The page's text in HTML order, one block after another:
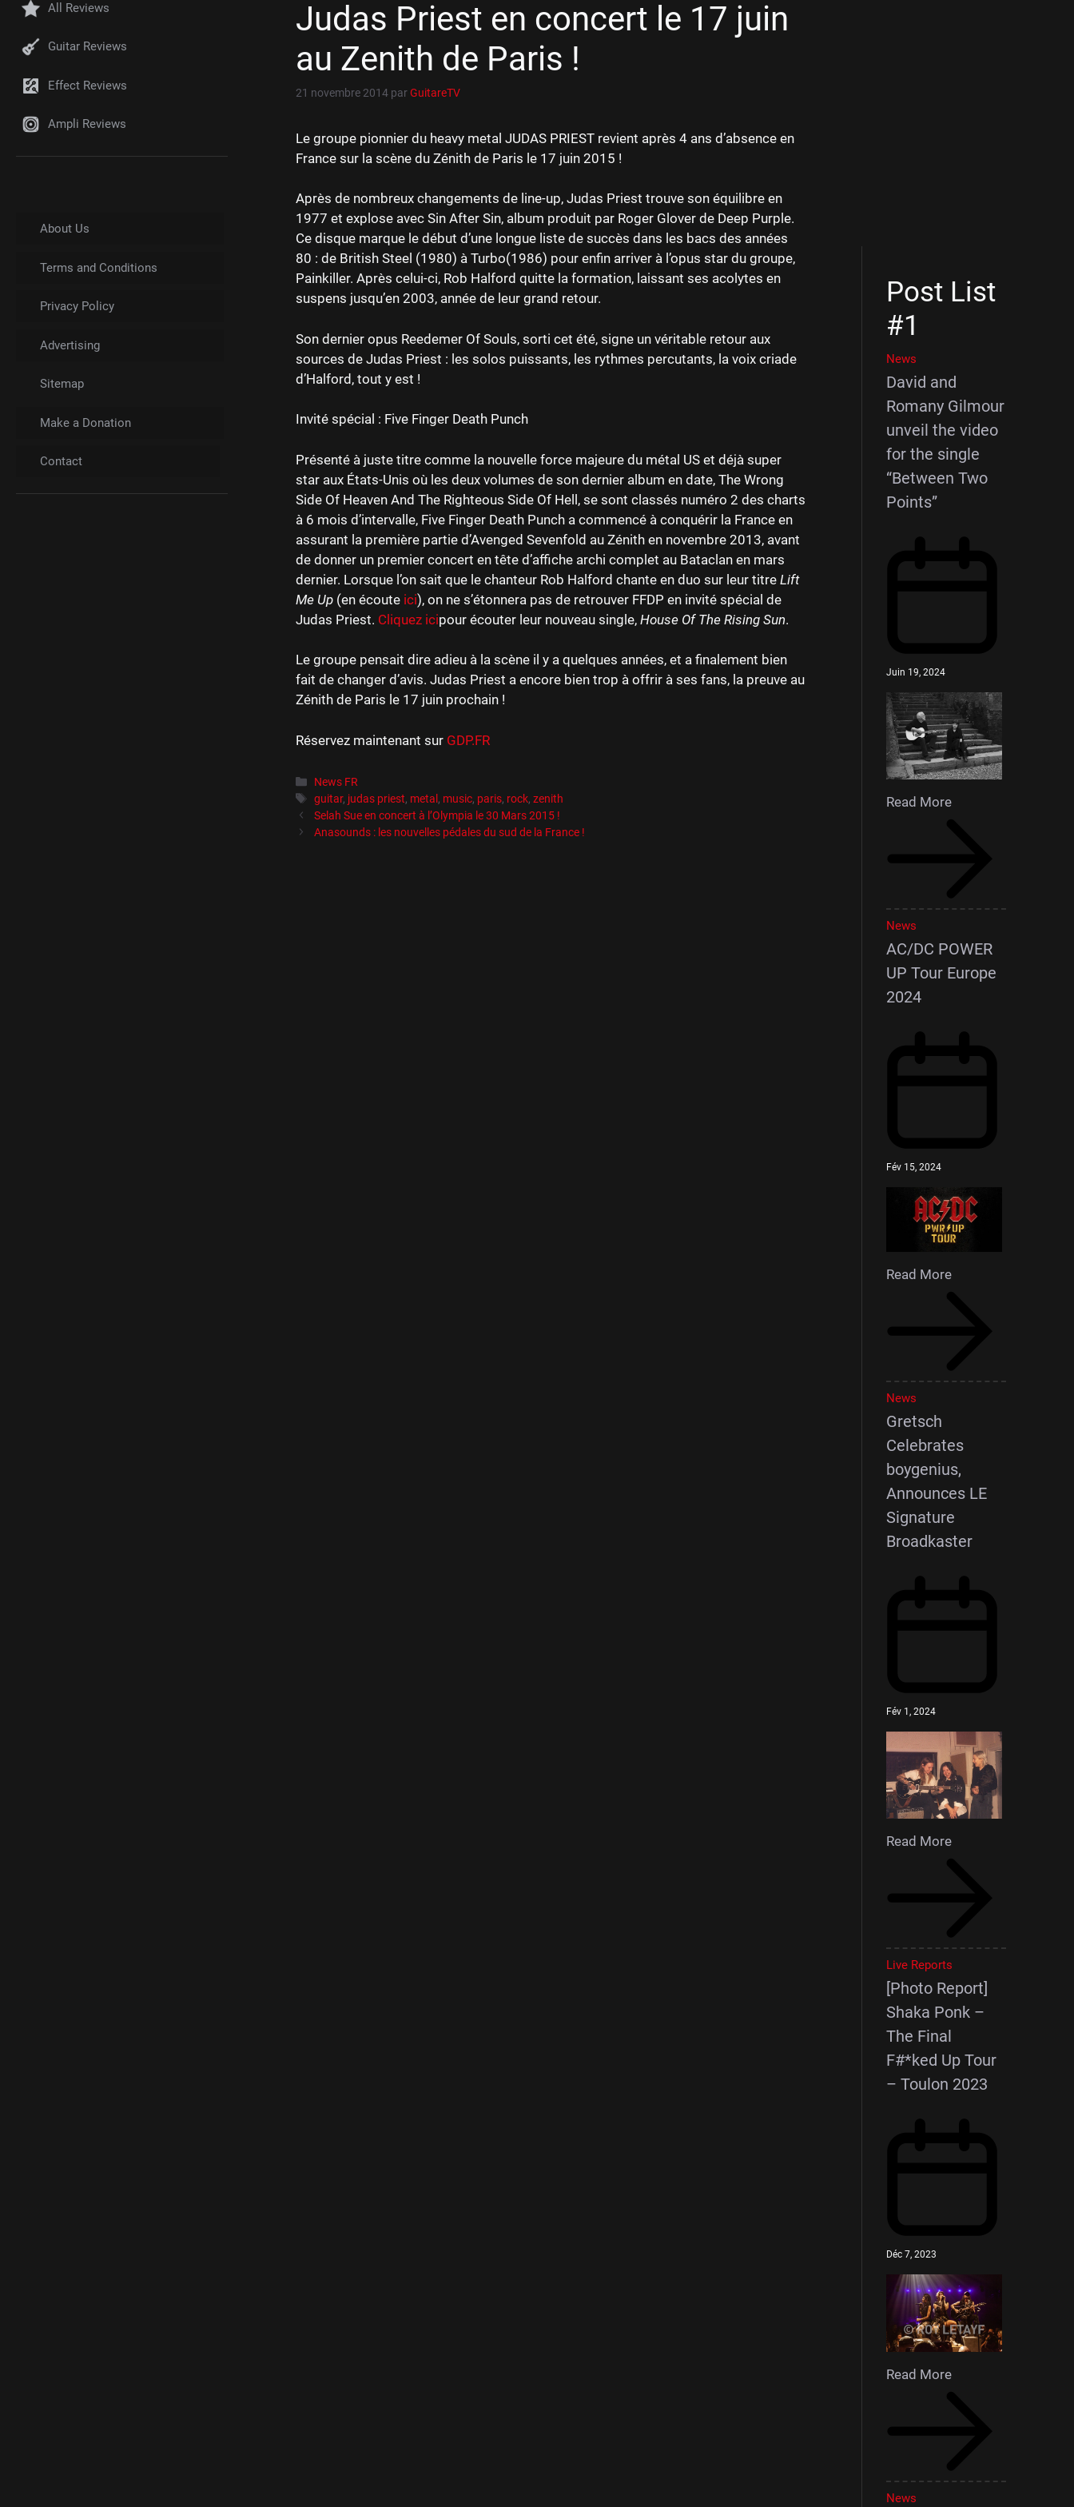
Judas Priest en concert le 17 juin
au Zenith de Paris !
21 novembre 2014 parGuitareTV
Le groupe pionnier du heavy metal JUDAS PRIEST revient après 4 ans d’absence en
France sur la scène du Zénith de Paris le 17 juin 2015 !
Après de nombreux changements de line-up, Judas Priest trouve son équilibre en
1977 et explose avec Sin After Sin, album produit par Roger Glover de Deep Purple.
Ce disque marque le début d’une longue liste de succès dans les bacs des années
80 : de British Steel (1980) à Turbo(1986) pour enfin arriver à l’opus star du groupe,
Painkiller. Après celui-ci, Rob Halford quitte la formation, laissant ses acolytes en
suspens jusqu’en 2003, année de leur grand retour.
Son dernier opus Reedemer Of Souls, sorti cet été, signe un véritable retour aux
sources de Judas Priest : les solos puissants, les rythmes percutants, la voix criade
d’Halford, tout y est !
Invité spécial : Five Finger Death Punch
Présenté à juste titre comme la nouvelle force majeure du métal US et déjà super
star aux États-Unis où les deux volumes de son dernier album en date, The Wrong
Side Of Heaven And The Righteous Side Of Hell, se sont classés numéro 2 des charts
à 6 mois d’intervalle, Five Finger Death Punch a commencé à conquérir la France en
assurant la première partie d’Avenged Sevenfold au Zénith en novembre 2013, avant
de donner un premier concert en tête d’affiche archi complet au Bataclan en mars
dernier. Lorsque l’on sait que le chanteur Rob Halford chante en duo sur leur titre Lift
Me Up (en écoute ici), on ne s’étonnera pas de retrouver FFDP en invité spécial de
Judas Priest. Cliquez icipour écouter leur nouveau single, House Of The Rising Sun.
Le groupe pensait dire adieu à la scène il y a quelques années, et a finalement bien
fait de changer d’avis. Judas Priest a encore bien trop à offrir à ses fans, la preuve au
Zénith de Paris le 17 juin prochain !
Réservez maintenant sur GDP.FR
Catégories
News FR
Étiquettes
guitar, judas priest, metal , music, paris, rock,zenith
Selah Sue en concert à l’Olympia le 30 Mars 2015 !
Anasounds : les nouvelles pédales du sud de la France !
All Reviews
Guitar Reviews
Effect Reviews
Ampli Reviews
About Us
Terms and Conditions
Privacy Policy
Advertising
Sitemap
Make a Donation
Contact
Post List
#1
News
David and
Romany Gilmour
unveil the video
for the single
“Between Two
Points”
Juin 19, 2024
Read More
News
AC/DC POWER
UP Tour Europe
2024
Fév 15, 2024
Read More
News
Gretsch
Celebrates
boygenius,
Announces LE
Signature
Broadkaster
Fév 1, 2024
Read More
Live Reports
[Photo Report]
Shaka Ponk –
The Final
F#*ked Up Tour
– Toulon 2023
Déc 7, 2023
Read More
News